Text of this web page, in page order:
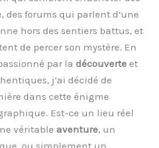
des forums qui parlent d’une
hors des sentiers battus, et
de percer son mystère. En
par ladécouverte et
j’ai décidé de
dans cette énigme
Est-ce un lieu réel
véritableaventure, un
ou simplement un